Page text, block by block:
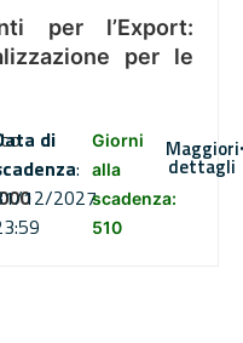
per l’Export:
per le
di
:
12/2027
Giorni
alla
scadenza:
510
Maggiori
dettagli